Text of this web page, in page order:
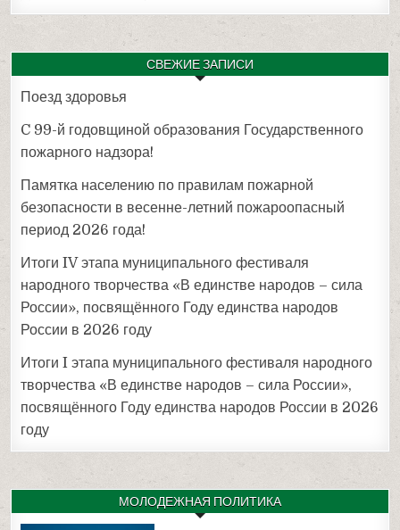
СВЕЖИЕ ЗАПИСИ
Поезд здоровья
C 99-й годовщиной образования Государственного
пожарного надзора!
Памятка населению по правилам пожарной
безопасности в весенне-летний пожароопасный
период 2026 года!
Итоги IV этапа муниципального фестиваля
народного творчества «В единстве народов – сила
России», посвящённого Году единства народов
России в 2026 году
Итоги I этапа муниципального фестиваля народного
творчества «В единстве народов – сила России»,
посвящённого Году единства народов России в 2026
году
МОЛОДЕЖНАЯ ПОЛИТИКА